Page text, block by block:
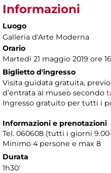
Informazioni
Luogo
Galleria d'Arte Moderna
Orario
Martedì 21 maggio 2019 ore
Biglietto d'ingresso
Visita guidata gratuita,
d’entrata al museo secondo
Ingresso gratuito per tutti i
Informazioni e prenotazioni
Tel. 060608 (tutti i giorni 9.00-
Minimo 4 persone e max 8
Durata
1h30'